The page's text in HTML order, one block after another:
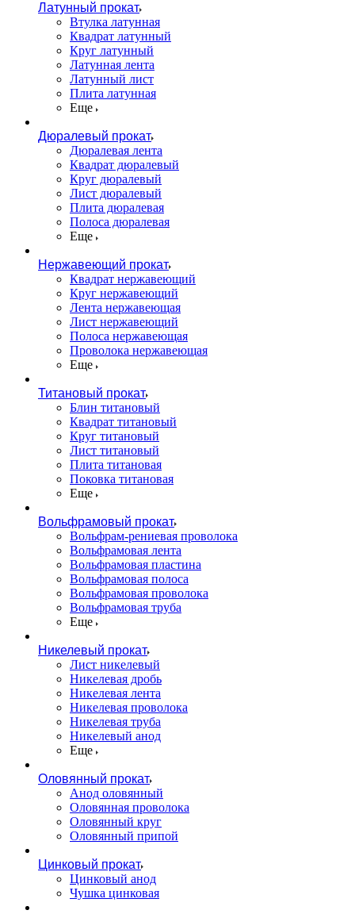
Латунный прокат
Втулка латунная
Квадрат латунный
Круг латунный
Латунная лента
Латунный лист
Плита латунная
Еще
Дюралевый прокат
Дюралевая лента
Квадрат дюралевый
Круг дюралевый
Лист дюралевый
Плита дюралевая
Полоса дюралевая
Еще
Нержавеющий прокат
Квадрат нержавеющий
Круг нержавеющий
Лента нержавеющая
Лист нержавеющий
Полоса нержавеющая
Проволока нержавеющая
Еще
Титановый прокат
Блин титановый
Квадрат титановый
Круг титановый
Лист титановый
Плита титановая
Поковка титановая
Еще
Вольфрамовый прокат
Вольфрам-рениевая проволока
Вольфрамовая лента
Вольфрамовая пластина
Вольфрамовая полоса
Вольфрамовая проволока
Вольфрамовая труба
Еще
Никелевый прокат
Лист никелевый
Никелевая дробь
Никелевая лента
Никелевая проволока
Никелевая труба
Никелевый анод
Еще
Оловянный прокат
Анод оловянный
Оловянная проволока
Оловянный круг
Оловянный припой
Цинковый прокат
Цинковый анод
Чушка цинковая